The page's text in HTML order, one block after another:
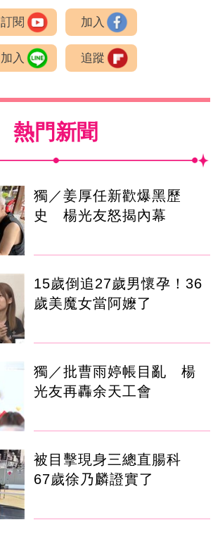
訂閱 加入
加入 追蹤
熱門新聞
獨／姜厚任新歡爆黑歷
史 楊光友怒揭內幕
15歲倒追27歲男懷孕！36
歲美魔女當阿嬤了
獨／批曹雨婷帳目亂 楊
光友再轟余天工會
被目擊現身三總直腸科
67歲徐乃麟證實了